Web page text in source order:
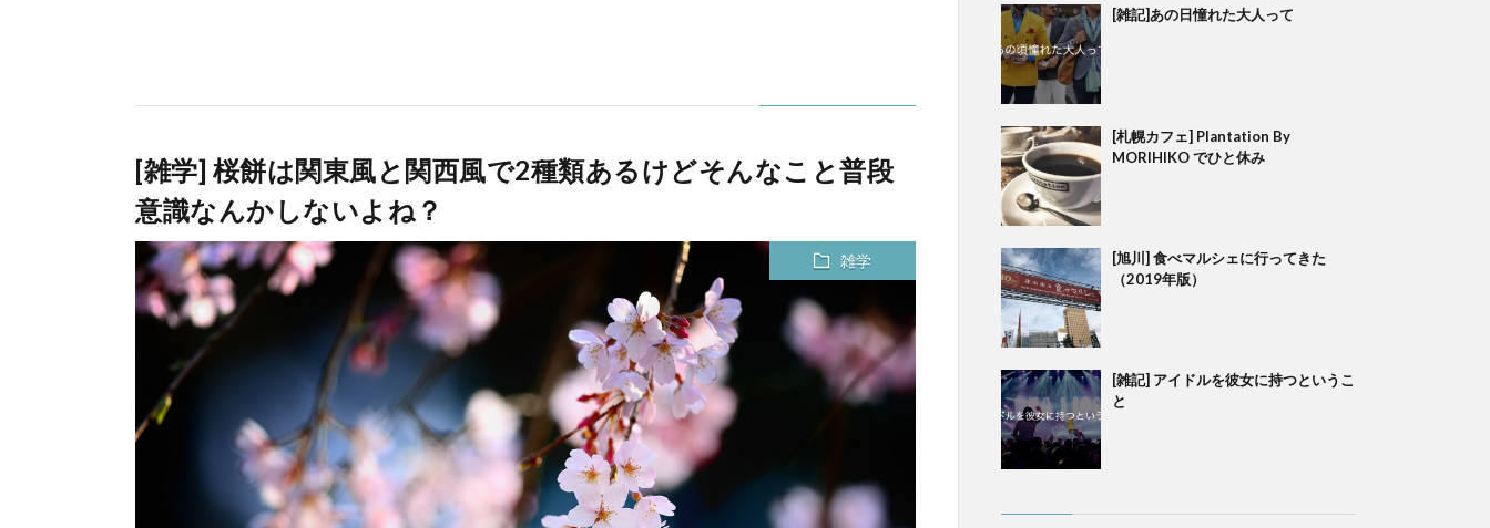
[雑学] 桜餅は関東風と関西風で2種類あるけどそんなこと普段
意識なんかしないよね？
雑学
[雑記]あの日憧れた大人って
[札幌カフェ] Plantation By
MORIHIKO でひと休み
[旭川] 食べマルシェに行ってきた
（2019年版）
[雑記] アイドルを彼女に持つというこ
と